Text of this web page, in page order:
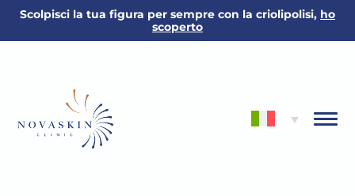
Scolpisci la tua figura per sempre con la criolipolisi, ho
scoperto